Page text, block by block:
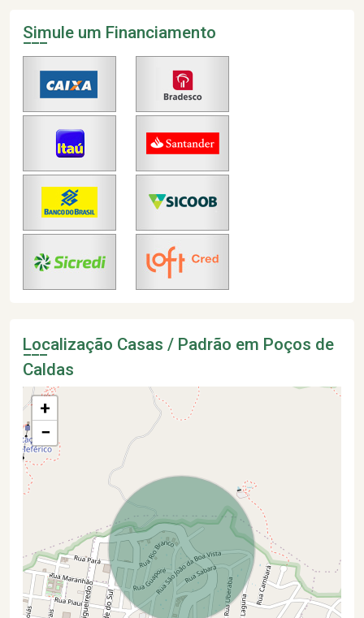
Simule um Financiamento
Localização Casas / Padrão em Poços de
Caldas
+
−